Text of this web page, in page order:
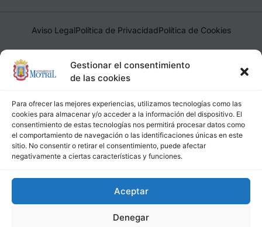
Gestionar el consentimiento
de las cookies
Para ofrecer las mejores experiencias, utilizamos tecnologías como las
cookies para almacenar y/o acceder a la información del dispositivo. El
consentimiento de estas tecnologías nos permitirá procesar datos como
el comportamiento de navegación o las identificaciones únicas en este
sitio. No consentir o retirar el consentimiento, puede afectar
negativamente a ciertas características y funciones.
Aceptar
Denegar
Aviso LegalPolítica de PrivacidadPolítica de Cookies
Ayuntamiento de Motril, Plaza de España, 1, 18600, Motril,
(Granada), CIF: P1814200J, DIR3: L01181400